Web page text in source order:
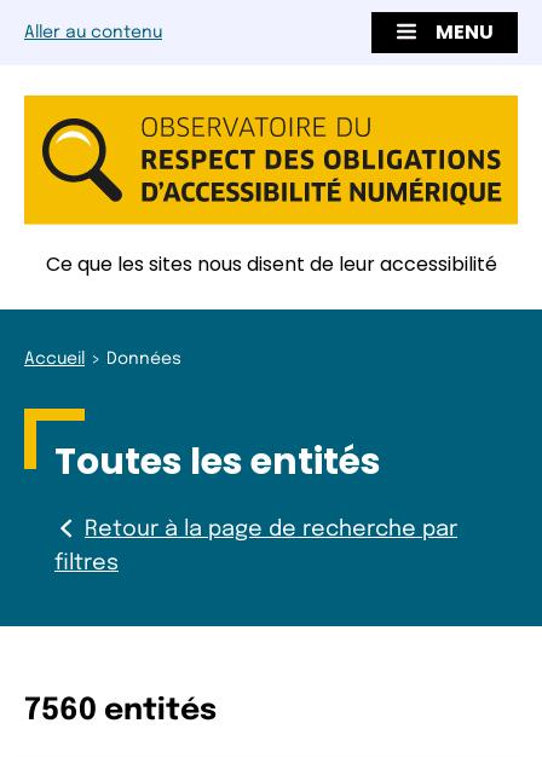
Aller au contenu MENU
Ce que les sites nous disent de leur accessibilité
Accueil Données
Toutes les entités
Retour à la page de recherche par
filtres
7560 entités